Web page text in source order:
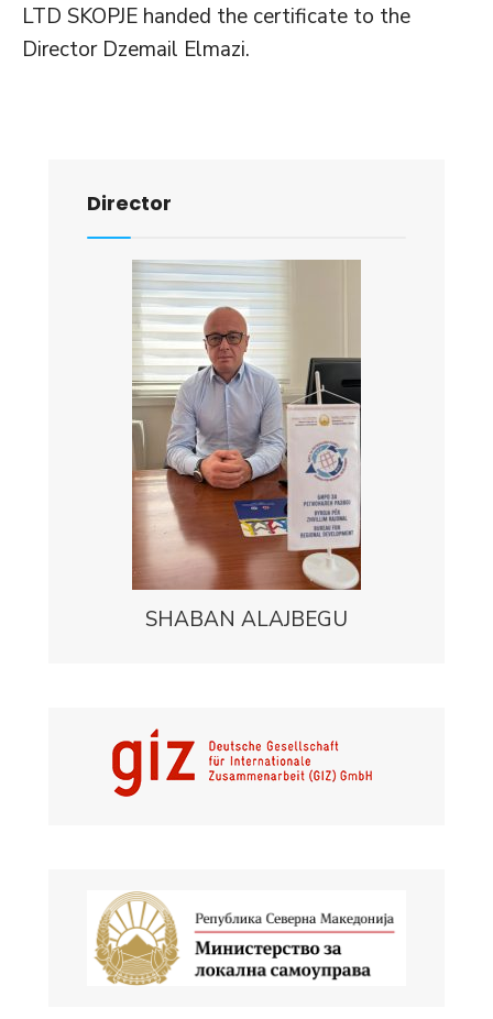
LTD SKOPJE handed the certificate to the
Director Dzemail Elmazi.
Director
SHABAN ALAJBEGU